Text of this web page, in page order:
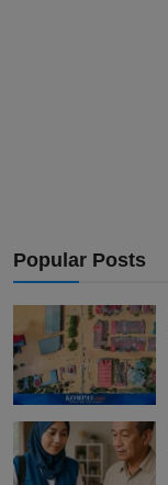
Popular Posts